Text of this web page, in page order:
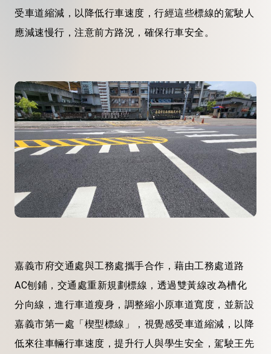
受車道縮減，以降低行車速度，行經這些標線的駕駛人
應減速慢行，注意前方路況，確保行車安全。
嘉義市府交通處與工務處攜手合作，藉由工務處道路
AC刨鋪，交通處重新規劃標線，透過雙黃線改為槽化
分向線，進行車道瘦身，調整縮小原車道寬度，並新設
嘉義市第一處「楔型標線」，視覺感受車道縮減，以降
低來往車輛行車速度，提升行人與學生安全，駕駛王先